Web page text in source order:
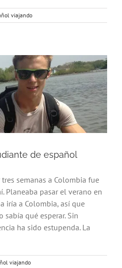
viajando
de español
semanas a Colombia fue
Planeaba pasar el verano en
iría a Colombia, así que
qué esperar. Sin
ha sido estupenda. La
viajando